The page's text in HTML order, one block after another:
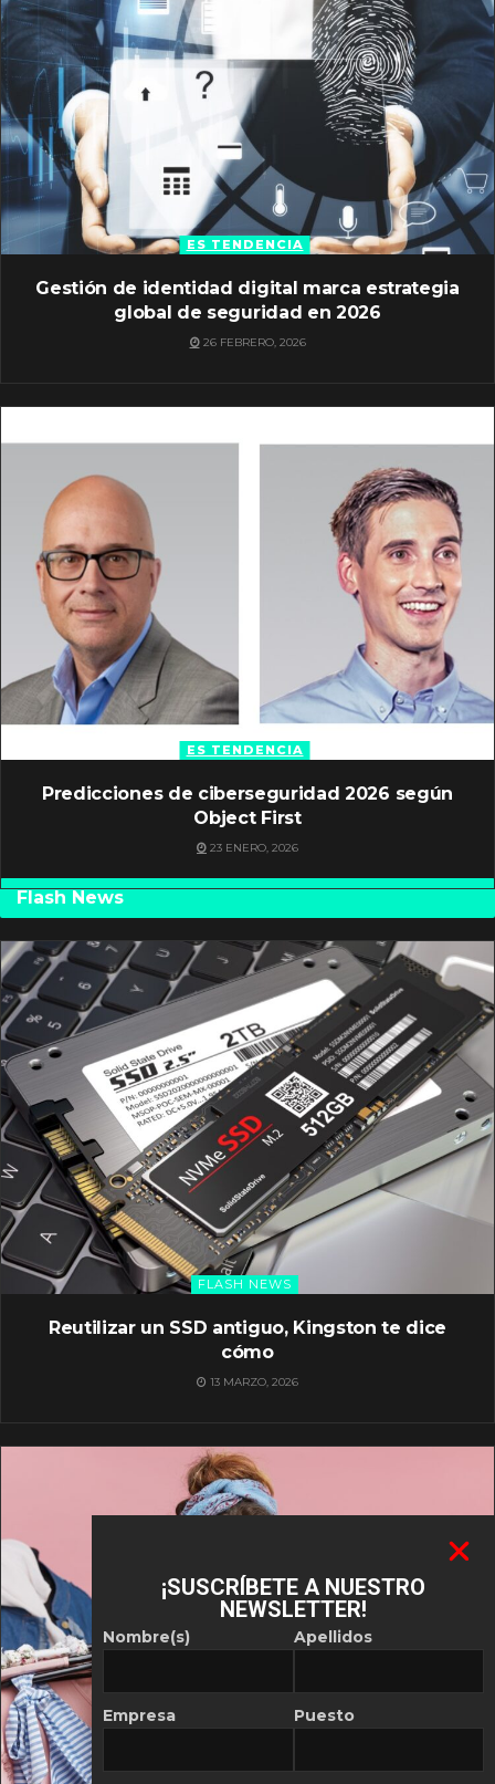
ES TENDENCIA
Gestión de identidad digital marca estrategia
global de seguridad en 2026
26 FEBRERO, 2026
ES TENDENCIA
Predicciones de ciberseguridad 2026 según
Object First
23 ENERO, 2026
Flash News
FLASH NEWS
Reutilizar un SSD antiguo, Kingston te dice
cómo
13 MARZO, 2026
¡SUSCRÍBETE A NUESTRO
NEWSLETTER!
Nombre(s)
Empresa
Apellidos
Puesto